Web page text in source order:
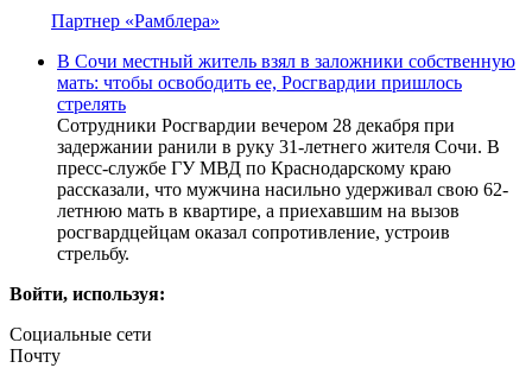
Партнер «Рамблера»
В Сочи местный житель взял в заложники собственную
мать: чтобы освободить ее, Росгвардии пришлось
стрелять
Сотрудники Росгвардии вечером 28 декабря при
задержании ранили в руку 31-летнего жителя Сочи. В
пресс-службе ГУ МВД по Краснодарскому краю
рассказали, что мужчина насильно удерживал свою 62-
летнюю мать в квартире, а приехавшим на вызов
росгвардцейцам оказал сопротивление, устроив
стрельбу.
Войти, используя:
Социальные сети
Почту